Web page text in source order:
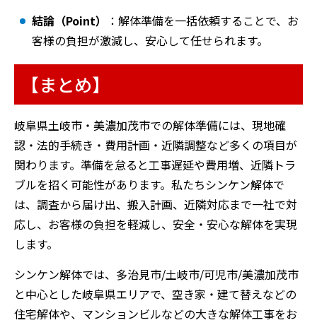
結論（Point）
：解体準備を一括依頼することで、お
客様の負担が激減し、安心して任せられます。
【まとめ】
岐阜県土岐市・美濃加茂市での解体準備には、現地確
認・法的手続き・費用計画・近隣調整など多くの項目が
関わります。準備を怠ると工事遅延や費用増、近隣トラ
ブルを招く可能性があります。私たちシンケン解体で
は、調査から届け出、搬入計画、近隣対応まで一社で対
応し、お客様の負担を軽減し、安全・安心な解体を実現
します。
シンケン解体では、多治見市/土岐市/可児市/美濃加茂市
と中心とした岐阜県エリアで、空き家・建て替えなどの
住宅解体や、マンションビルなどの大きな解体工事をお